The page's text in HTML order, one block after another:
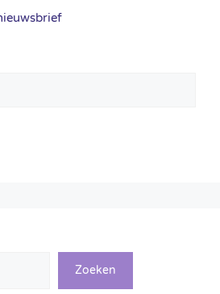
Zoeken